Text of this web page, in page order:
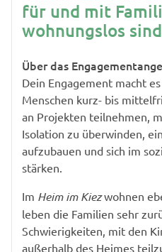
für und mit
wohnungslos sind
Über das
Dein Engagement macht
Menschen kurz- bis
an Projekten teilnehmen,
Isolation zu überwinden,
aufzubauen und sich im
stärken.
Im Heim im Kiezwohnen
leben die Familien sehr
Schwierigkeiten, mit den
außerhalb des Heimes